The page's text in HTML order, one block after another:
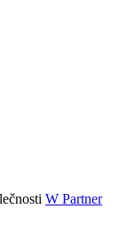
W Partner